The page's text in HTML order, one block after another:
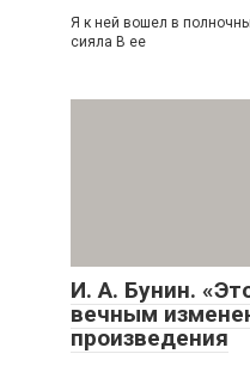
Я к ней вошел в
сияла В ее
И. А. Бунин.
вечным
произведения